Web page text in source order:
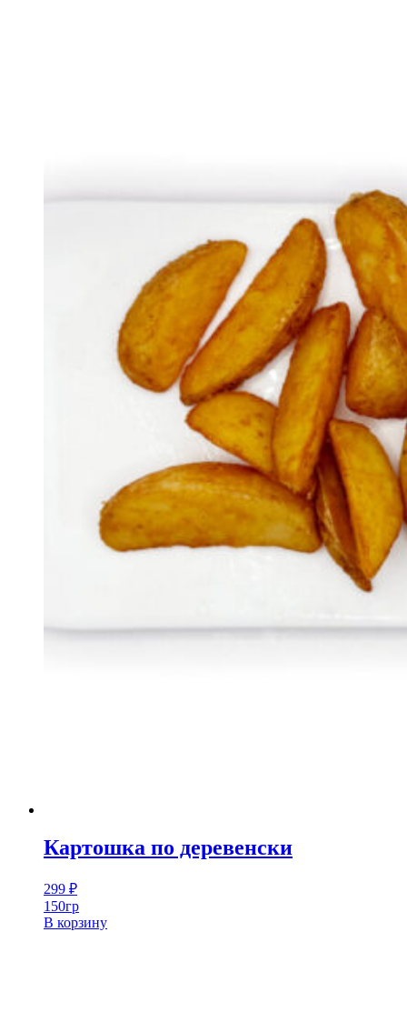
Картошка по деревенски
299 ₽
150гр
В корзину